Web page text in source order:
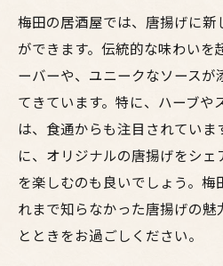
梅田の居酒屋では、唐揚げに新
ができます。伝統的な味わいを
ーバーや、ユニークなソースが
てきています。特に、ハーブや
は、食通からも注目されていま
に、オリジナルの唐揚げをシ
を楽しむのも良いでしょう。梅
れまで知らなかった唐揚げの
とときをお過ごしください。